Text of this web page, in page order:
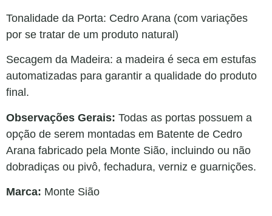
Tonalidade da Porta: Cedro Arana (com variações
por se tratar de um produto natural)
Secagem da Madeira: a madeira é seca em estufas
automatizadas para garantir a qualidade do produto
final.
Observações Gerais: Todas as portas possuem a
opção de serem montadas em Batente de Cedro
Arana fabricado pela Monte Sião, incluindo ou não
dobradiças ou pivô, fechadura, verniz e guarnições.
Marca: Monte Sião